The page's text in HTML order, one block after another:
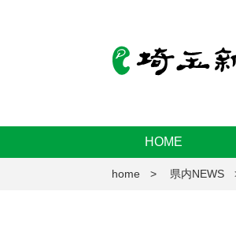
HOME
home 県内NEWS